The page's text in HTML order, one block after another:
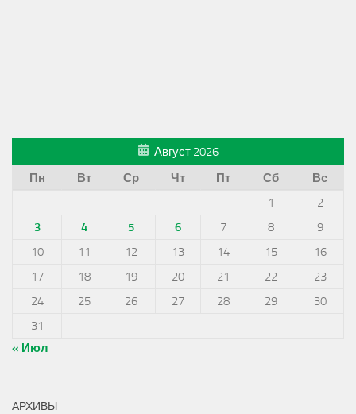
Август 2026
Пн
Вт Ср Чт Пт Сб
Вс
1
2
3
4 5 6 7 8
9
10
11 12 13 14 15
16
17
18 19 20 21 22
23
24
25 26 27 28 29
30
31
« Июл
АРХИВЫ